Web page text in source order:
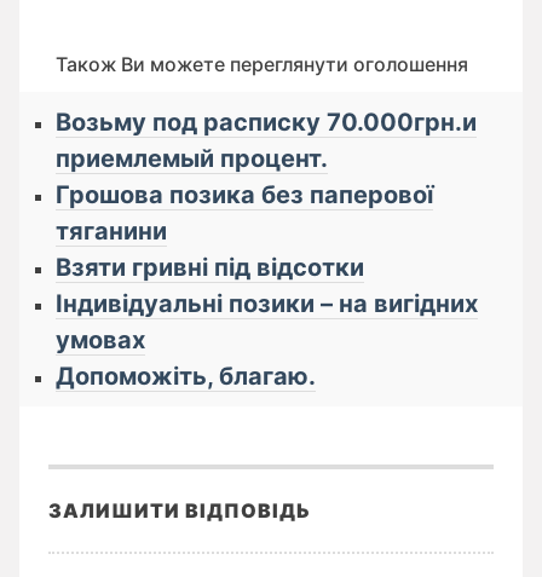
Також Ви можете переглянути оголошення
Возьму под расписку 70.000грн.и
приемлемый процент.
Грошова позика без паперової
тяганини
Взяти гривні під відсотки
Індивідуальні позики – на вигідних
умовах
Допоможіть, благаю.
ЗАЛИШИТИ ВІДПОВІДЬ